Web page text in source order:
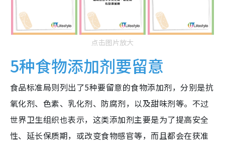
点击图片放大
5种食物添加剂要留意
食品标准局则列出了5种要留意的食物添加剂，分别是抗
氧化剂、色素、乳化剂、防腐剂，以及甜味剂等。不过
世界卫生组织也表示，这类添加剂主要是为了提高安全
性、延长保质期，或改变食物感官等，而且都会在获准